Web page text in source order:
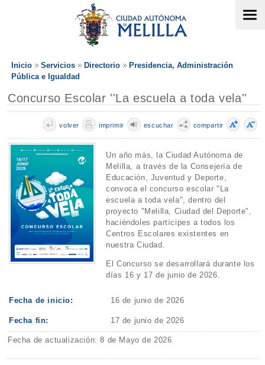
Inicio Servicios Directorio
Presidencia, Administración
Pública e Igualdad
Concurso Escolar ''La escuela a toda vela''
compartir
escuchar
imprimir
volver
Un año más, la Ciudad Autónoma de
Melilla, a través de la Consejería de
Educación, Juventud y Deporte,
convoca el concurso escolar "La
escuela a toda vela", dentro del
proyecto "Melilla, Ciudad del Deporte",
haciéndoles partícipes a todos los
Centros Escolares existentes en
nuestra Ciudad.
El Concurso se desarrollará durante los
días 16 y 17 de junio de 2026.
Fecha de inicio: 16 de junio de 2026
Fecha fin: 17 de junio de 2026
Fecha de actualización: 8 de Mayo de 2026